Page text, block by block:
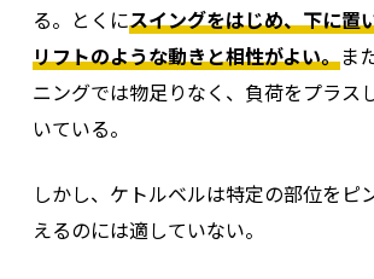
る。とくにスイングをはじめ、下に置
リフトのような動きと相性がよい。ま
ニングでは物足りなく、負荷をプラス
いている。
しかし、ケトルベルは特定の部位をピ
えるのには適していない。